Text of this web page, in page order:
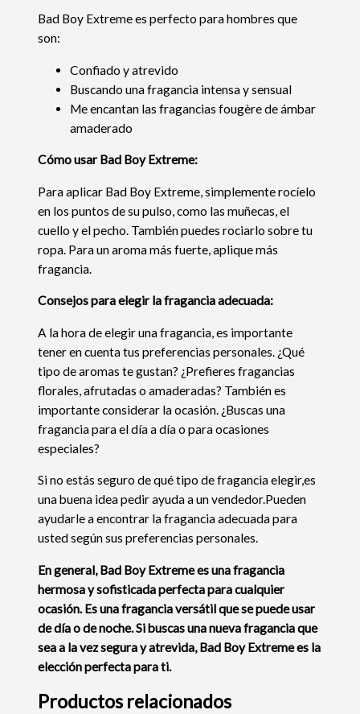
Bad Boy Extreme es perfecto para hombres que
son:
Confiado y atrevido
Buscando una fragancia intensa y sensual
Me encantan las fragancias fougère de ámbar
amaderado
Cómo usar Bad Boy Extreme:
Para aplicar Bad Boy Extreme, simplemente rocíelo
en los puntos de su pulso, como las muñecas,el
cuelloy el pecho. También puedes rociarlo sobre tu
ropa. Para un aroma más fuerte,aplique más
fragancia.
Consejos para elegir la fragancia adecuada:
A la hora de elegir una fragancia,es importante
tener en cuenta tus preferencias personales. ¿Qué
tipo de aromas te gustan? ¿Prefieresfragancias
florales,afrutadas o amaderadas? También es
importante considerar la ocasión. ¿Buscas una
fragancia para el día a día o para ocasiones
especiales?
Si no estás seguro de qué tipo de fragancia elegir,es
una buena idea pedir ayuda a un vendedor.Pueden
ayudarle a encontrar la fragancia adecuada para
usted según sus preferencias personales.
En general, Bad Boy Extreme es una fragancia
hermosa y sofisticada perfecta para cualquier
ocasión. Es una fragancia versátil que se puede usar
de día o de noche. Si buscas una nueva fragancia que
sea a la vez segura y atrevida, Bad Boy Extreme es la
elección perfecta para ti.
Productos relacionados